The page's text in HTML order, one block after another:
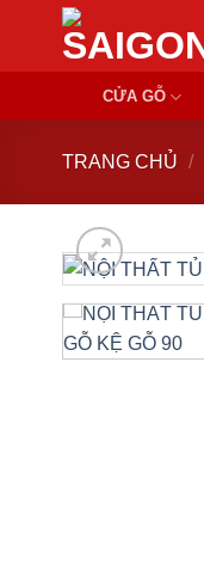
Chuyển
nội
CỬA GỖ
TRANG CHỦ /